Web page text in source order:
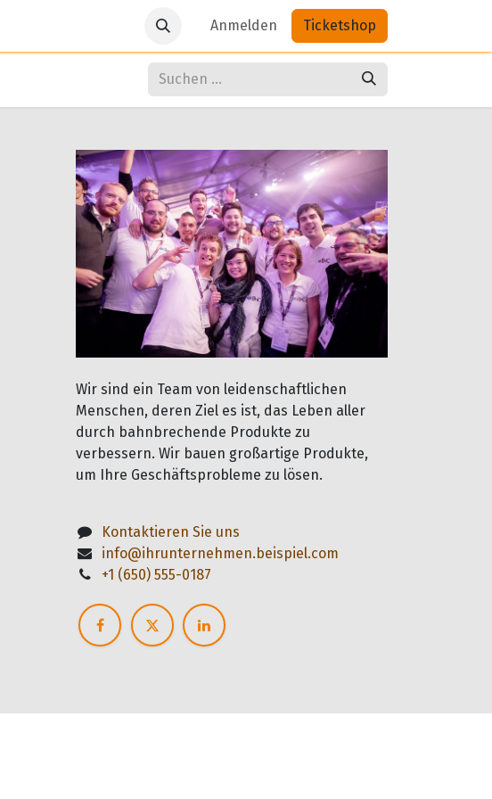
Anmelden Ticketshop
Wir sind ein Team von leidenschaftlichen
Menschen, deren Ziel es ist, das Leben aller
durch bahnbrechende Produkte zu
verbessern. Wir bauen großartige Produkte,
um Ihre Geschäftsprobleme zu lösen.
Kontaktieren Sie uns
info@ihrunternehmen.beispiel.com
+1 (650) 555-0187